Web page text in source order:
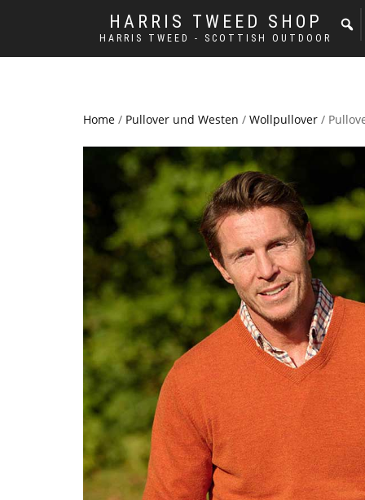
HARRIS TWEED SHOP
HARRIS TWEED - SCOTTISH OUTDOOR
Home / Pullover und Westen / Wollpullover /